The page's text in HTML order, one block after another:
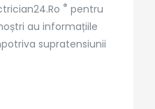
® pentru
au informațiile
supratensiunii